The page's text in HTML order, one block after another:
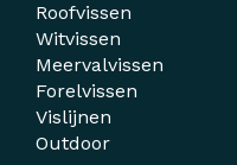
Roofvissen
Witvissen
Meervalvissen
Forelvissen
Vislijnen
Outdoor